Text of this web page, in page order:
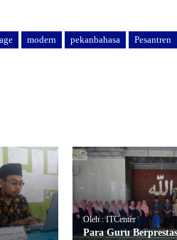
modern pekanbahasa Pesantren
Oleh : ITCenter
Para Guru